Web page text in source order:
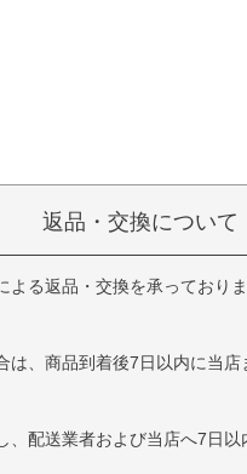
返品・交換について
る返品・交換を承っており
、商品到着後7日以内に当
配送業者および当店へ7日